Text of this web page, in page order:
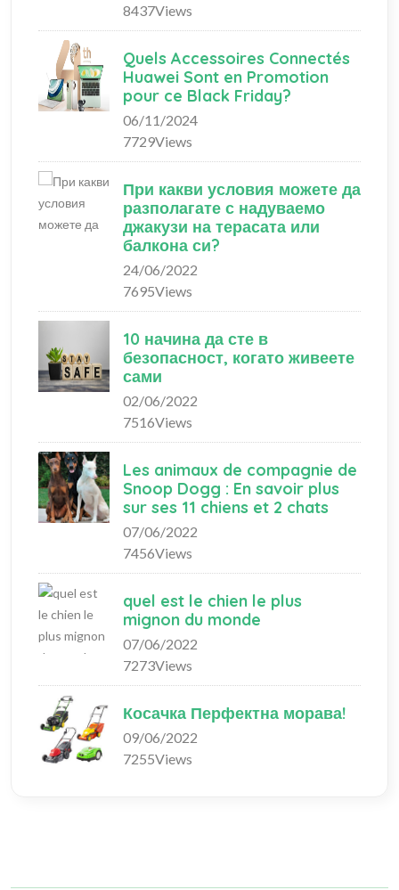
8437Views
Quels Accessoires Connectés
Huawei Sont en Promotion
pour ce Black Friday?
06/11/2024
7729Views
При какви условия можете да
разполагате с надуваемо
джакузи на терасата или
балкона си?
24/06/2022
7695Views
10 начина да сте в
безопасност, когато живеете
сами
02/06/2022
7516Views
Les animaux de compagnie de
Snoop Dogg : En savoir plus
sur ses 11 chiens et 2 chats
07/06/2022
7456Views
quel est le chien le plus
mignon du monde
07/06/2022
7273Views
Косачка Перфектна морава!
09/06/2022
7255Views